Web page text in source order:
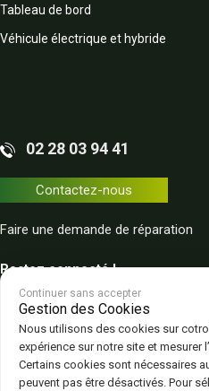
Tableau de bord
Véhicule électrique et hybride
02 28 03 94 41
Contactez-nous
Faire une demande de réparation
Restez connecté !
Continuer sans accepter
Gestion des Cookies
Nous utilisons des cookies sur
expérience sur notre site et mesurer
Certains cookies sont nécessaires
peuvent pas être désactivés. Pour